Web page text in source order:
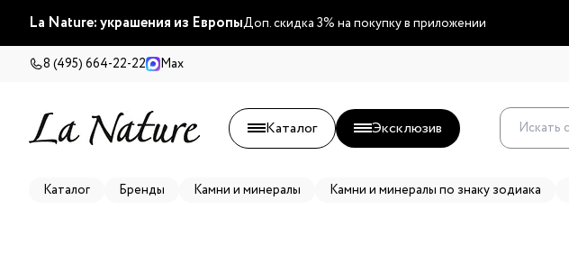
La Nature: украшения из ЕвропыДоп. скидка 3% на покупку в приложении
8 (495) 664-22-22 Max
Каталог Эксклюзив
Каталог Бренды Камни и минералы Камни и минералы по знаку зодиака